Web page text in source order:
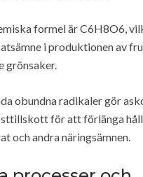
formel är C6H8O6,
i produktionen av
grönsaker.
obundna radikaler gör
för att förlänga
och andra näringsämnen.